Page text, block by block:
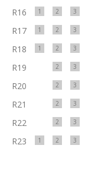
R16 1 2 3
R17 1 2 3
R18 1 2 3
R19 2 3
R20 2 3
R21 2 3
R22 2 3
R23 1 2 3